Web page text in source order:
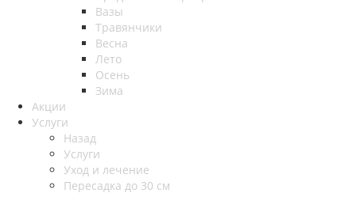
Вазы
Травянчики
Весна
Лето
Осень
Зима
Акции
Услуги
Назад
Услуги
Уход и лечение
Пересадка до 30 см